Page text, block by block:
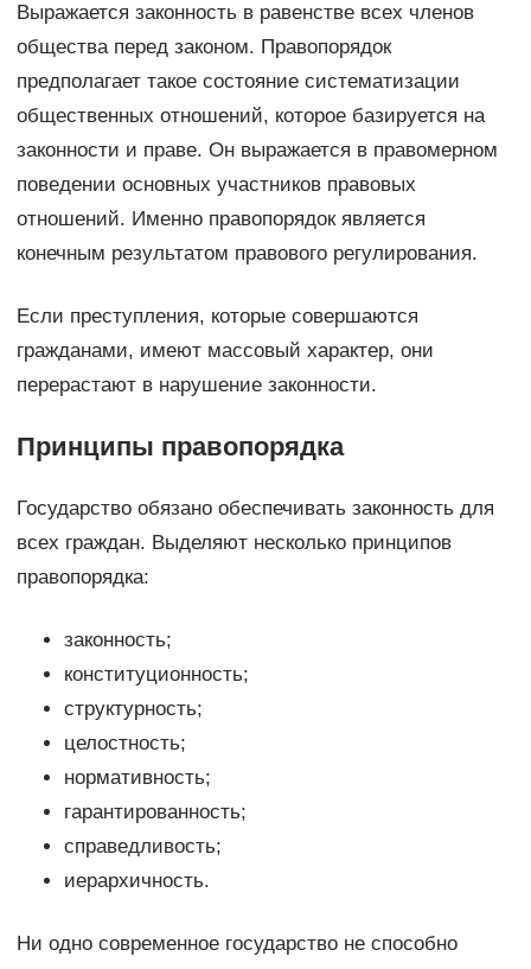
Выражается законность в равенстве всех членов
общества перед законом. Правопорядок
предполагает такое состояние систематизации
общественных отношений, которое базируется на
законности и праве. Он выражается в правомерном
поведении основных участников правовых
отношений. Именно правопорядок является
конечным результатом правового регулирования.
Если преступления, которые совершаются
гражданами, имеют массовый характер, они
перерастают в нарушение законности.
Принципы правопорядка
Государство обязано обеспечивать законность для
всех граждан. Выделяют несколько принципов
правопорядка:
законность;
конституционность;
структурность;
целостность;
нормативность;
гарантированность;
справедливость;
иерархичность.
Ни одно современное государство не способно